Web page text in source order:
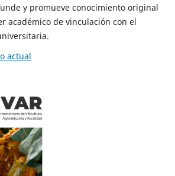
y promueve conocimiento original
académico de vinculación con el
actual